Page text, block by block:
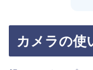
カメラの使